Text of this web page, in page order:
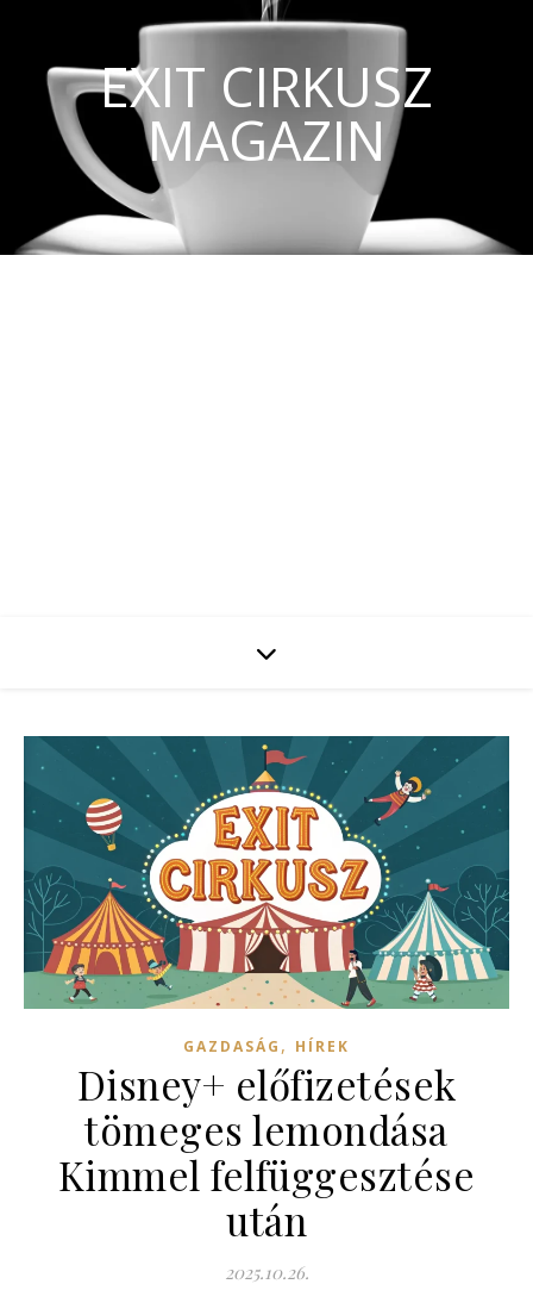
EXIT CIRKUSZ
MAGAZIN
GAZDASÁG , HÍREK
Disney+ előfizetések
tömeges lemondása
Kimmel felfüggesztése
után
2025.10.26.